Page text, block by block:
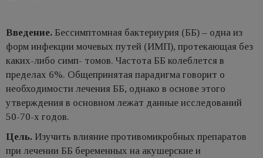
Введение. Бессимптомная бактериурия (ББ) – одна из
форм инфекции мочевых путей (ИМП), протекающая без
каких-либо симп- томов. Частота ББ колеблется в
пределах 6%. Общепринятая парадигма говорит о
необходимости лечения ББ, однако в основе этого
утверждения в основном лежат данные исследований
50-70-х годов.
Цель. Изучить влияние противомикробных препаратов
при лечении ББ беременных на акушерские и